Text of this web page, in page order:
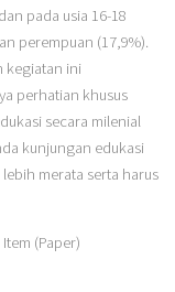
pada usia 16-18
perempuan (17,9%).
kegiatan ini
perhatian khusus
secara milenial
kunjungan edukasi
merata serta harus
(Paper)